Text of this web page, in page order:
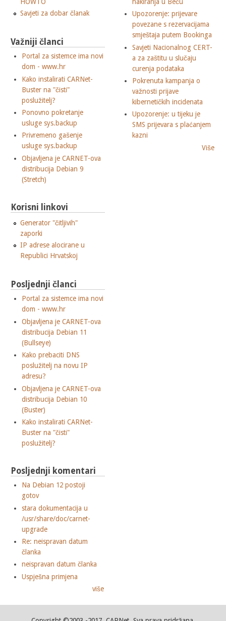
Savjeti za dobar članak
Važniji članci
Portal za sistemce ima novi
dom - www.hr
Kako instalirati CARNet-
Buster na "čisti"
poslužitelj?
Ponovno pokretanje
usluge sys.backup
Privremeno gašenje
usluge sys.backup
Objavljena je CARNET-ova
distribucija Debian 9
(Stretch)
Korisni linkovi
Generator "čitljivih"
zaporki
IP adrese alocirane u
Republici Hrvatskoj
Posljednji članci
Portal za sistemce ima novi
dom - www.hr
Objavljena je CARNET-ova
distribucija Debian 11
(Bullseye)
Kako prebaciti DNS
poslužitelj na novu IP
adresu?
Objavljena je CARNET-ova
distribucija Debian 10
(Buster)
Kako instalirati CARNet-
Buster na "čisti"
poslužitelj?
Posljednji komentari
Na Debian 12 postoji
gotov
stara dokumentacija u
/usr/share/doc/carnet-
upgrade
Re: neispravan datum
članka
neispravan datum članka
Uspješna primjena
više
Upozorenje: prijevare
povezane s rezervacijama
smještaja putem Bookinga
Savjeti Nacionalnog CERT-
a za zaštitu u slučaju
curenja podataka
Pokrenuta kampanja o
važnosti prijave
kibernetičkih incidenata
Upozorenje: u tijeku je
SMS prijevara s plaćanjem
kazni
Više